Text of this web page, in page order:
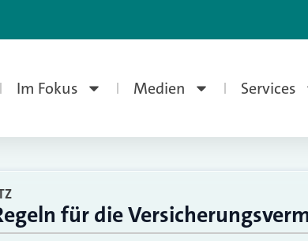
Im Fokus Medien Services
für die